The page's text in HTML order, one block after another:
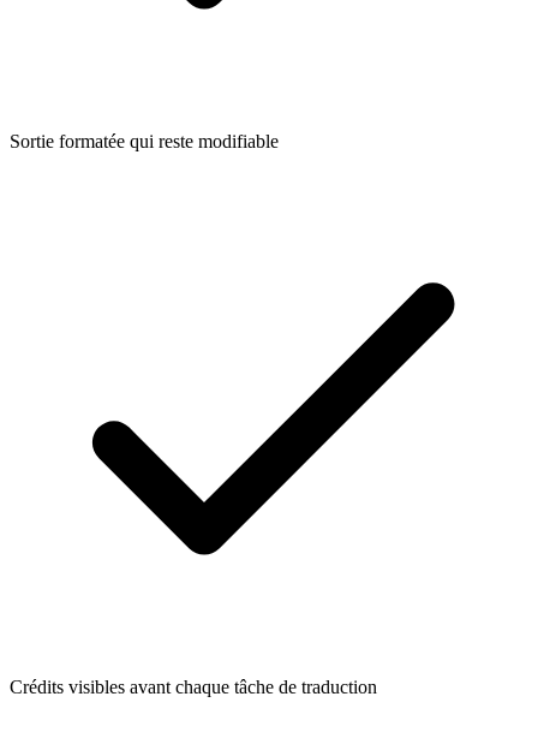
Sortie formatée qui reste modifiable
Crédits visibles avant chaque tâche de traduction